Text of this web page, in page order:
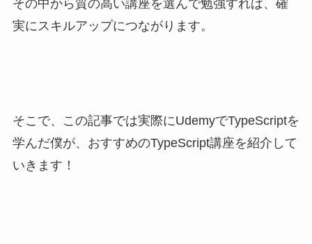
その中から質の高い講座を選んで勉強すれば、確
実にスキルアップにつながります。
そこで、この記事では実際にUdemyでTypeScriptを
学んだ僕が、おすすめのTypeScript講座を紹介して
いきます！